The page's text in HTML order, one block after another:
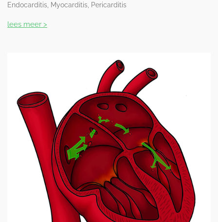
Endocarditis, Myocarditis, Pericarditis
lees meer >